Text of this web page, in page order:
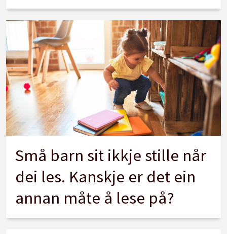
Små barn sit ikkje stille når
dei les. Kanskje er det ein
annan måte å lese på?